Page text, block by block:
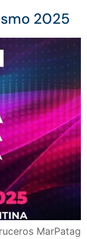
2025
MarPatag